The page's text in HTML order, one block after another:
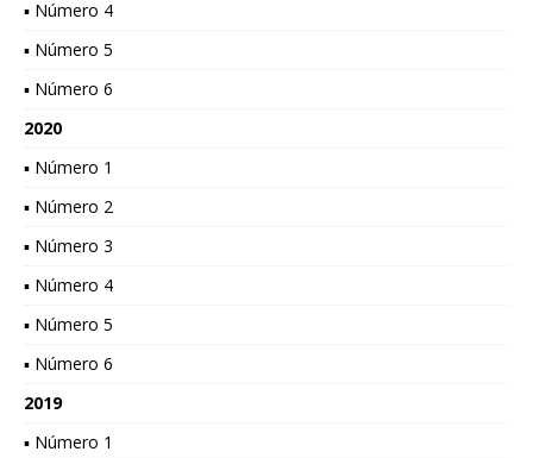
▪ Número 4
▪ Número 5
▪ Número 6
2020
▪ Número 1
▪ Número 2
▪ Número 3
▪ Número 4
▪ Número 5
▪ Número 6
2019
▪ Número 1